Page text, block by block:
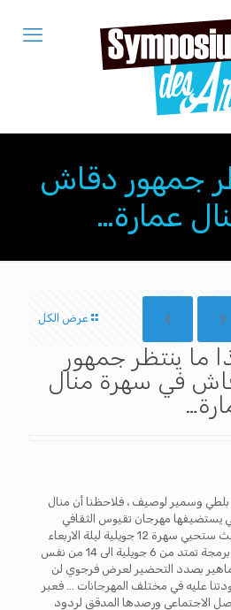
جمهور دقاش
عمارة…
عرض الكل
ما ينتظر جمهور
في سهرة منال
بلطي وسمير لوصيف ، فلاحظنا أن منال
يستضيفها مهرجان تقيوس الثقافي
بدقاش في دورته الثلاثين ، حيث ستحيي سهرة 12 جويلية ليلة الاربعاء
القادم ..وتكون سهرتها ضمن برمجة تمتد من 6 جويلية الى 14 من نفس
بصدد التحضير لعرض فرجوي لن
عليه في مختلف المهرجانات … فعبر
الاجتماعي ورصدها المدقق لردود